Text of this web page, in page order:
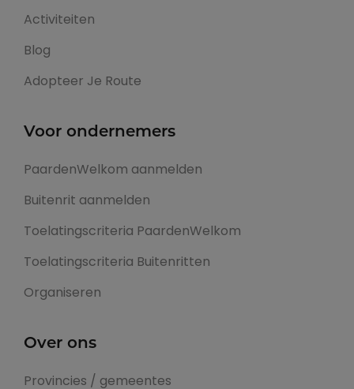
Activiteiten
Blog
Adopteer Je Route
Voor ondernemers
PaardenWelkom aanmelden
Buitenrit aanmelden
Toelatingscriteria PaardenWelkom
Toelatingscriteria Buitenritten
Organiseren
Over ons
Provincies / gemeentes